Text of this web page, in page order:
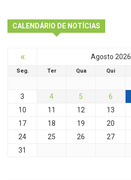
CALENDÁRIO DE NOTÍCIAS
« Agosto 2026
Seg. Ter Qua Qui
3
4 5 6
10
11 12 13
17
18 19 20
24
25 26 27
31